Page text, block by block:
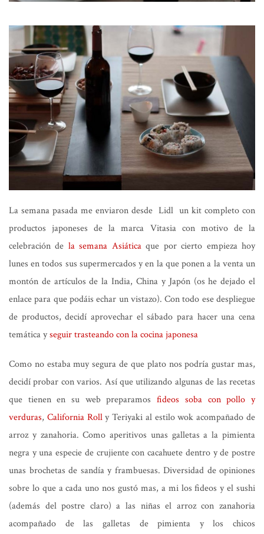
La semana pasada me enviaron desde Lidl un kit completo con
productos japoneses de la marca Vitasia con motivo de la
celebración de la semana Asiáticaque por cierto empieza hoy
lunes en todos sus supermercados y en la que ponen a la venta un
montón de artículos de la India, China y Japón (os he dejado el
enlace para que podáis echar un vistazo). Con todo ese despliegue
de productos, decidí aprovechar el sábado para hacer una cena
temática yseguir trasteando con la cocina japonesa
Como no estaba muy segura de que plato nos podría gustar mas,
decidí probar con varios. Así que utilizando algunas de las recetas
que tienen en su web preparamosfideos soba con pollo y
verduras, California Rolly Teriyaki al estilo wok acompañado de
arroz y zanahoria. Como aperitivos unas galletas a la pimienta
negra y una especie de crujiente con cacahuete dentro y de postre
unas brochetas de sandía y frambuesas. Diversidad de opiniones
sobre lo que a cada uno nos gustó mas, a mi los fideos y el sushi
(además del postre claro) a las niñas el arroz con zanahoria
acompañado de las galletas de pimienta y los chicos